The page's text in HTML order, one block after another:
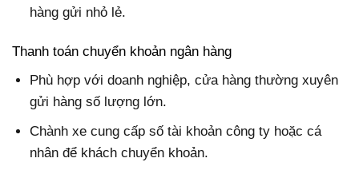
hàng gửi nhỏ lẻ.
Thanh toán chuyển khoản ngân hàng
Phù hợp với doanh nghiệp, cửa hàng thường xuyên
gửi hàng số lượng lớn.
Chành xe cung cấp số tài khoản công ty hoặc cá
nhân để khách chuyển khoản.